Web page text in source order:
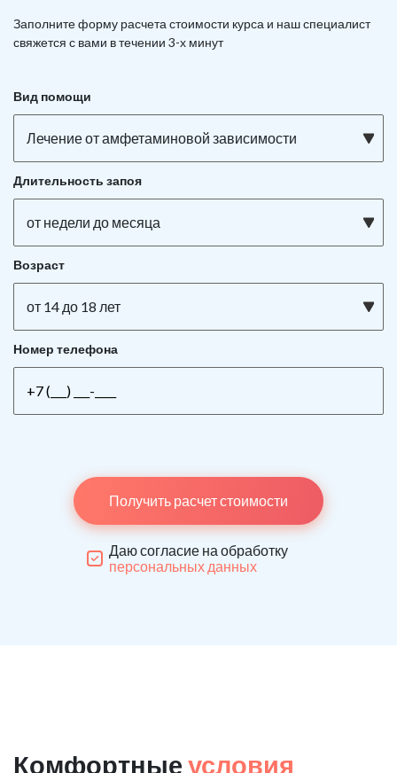
Заполните форму расчета стоимости курса и наш специалист
свяжется с вами в течении 3-х минут
Вид помощи
Лечение от амфетаминовой зависимости
Длительность запоя
от недели до месяца
Возраст
от 14 до 18 лет
Номер телефона
Получить расчет стоимости
Даю согласие на обработку
персональных данных
Комфортные условия